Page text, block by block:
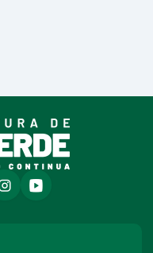
youtube